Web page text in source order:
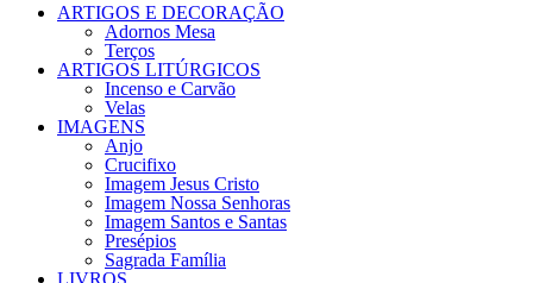
ARTIGOS E DECORAÇÃO
Adornos Mesa
Terços
ARTIGOS LITÚRGICOS
Incenso e Carvão
Velas
IMAGENS
Anjo
Crucifixo
Imagem Jesus Cristo
Imagem Nossa Senhoras
Imagem Santos e Santas
Presépios
Sagrada Família
LIVROS